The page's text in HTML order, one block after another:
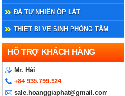
ĐÁ TỰ NHIÊN ỐP LÁT
THIET BI VE SINH PHÒNG TẮM
HỖ TRỢ KHÁCH HÀNG
Mr. Hải
+84 935.799.924
sale.hoanggiaphat@gmail.com